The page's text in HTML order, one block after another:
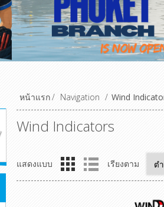
หน้าแรก/ Navigation / Wind
Wind Indicators
แสดงแบบ เรียงตาม